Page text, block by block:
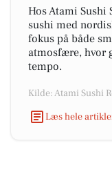
Hos Atami Sushi
sushi med
fokus på både
atmosfære, hvor
tempo.
Kilde: Atami Sushi
Læs hele